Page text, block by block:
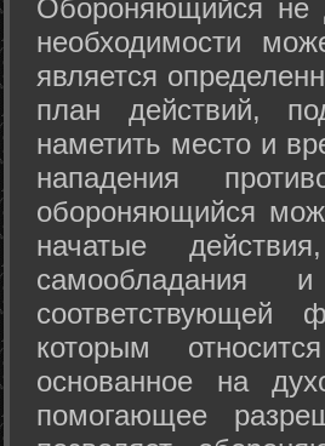
Обороняющийся не
необходимости
является
план действий,
наметить место и
нападения
обороняющийся
начатые
самообладания
соответствующей
которым
основанное на
помогающее